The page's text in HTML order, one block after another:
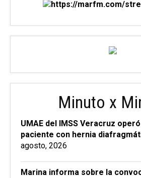
Minuto x
UMAE del IMSS Veracruz
paciente con hernia
agosto, 2026
Marina informa sobre la